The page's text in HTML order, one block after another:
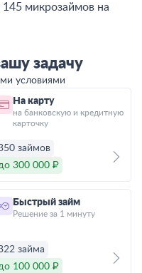
145 микрозаймов на
задачу
условиями
На карту
на банковскую и кредитную
карточку
займов
300 000 ₽
Быстрый займ
Решение за 1 минуту
займа
100 000 ₽